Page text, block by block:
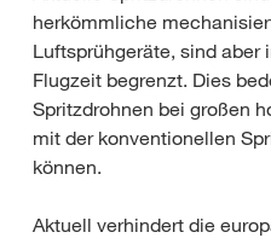
herkömmliche
Luftsprühgeräte, sind aber
Flugzeit begrenzt. Dies
Spritzdrohnen bei großen
mit der konventionellen
können.
Aktuell verhindert die